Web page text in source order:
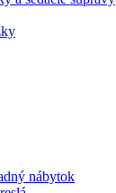
nábytok